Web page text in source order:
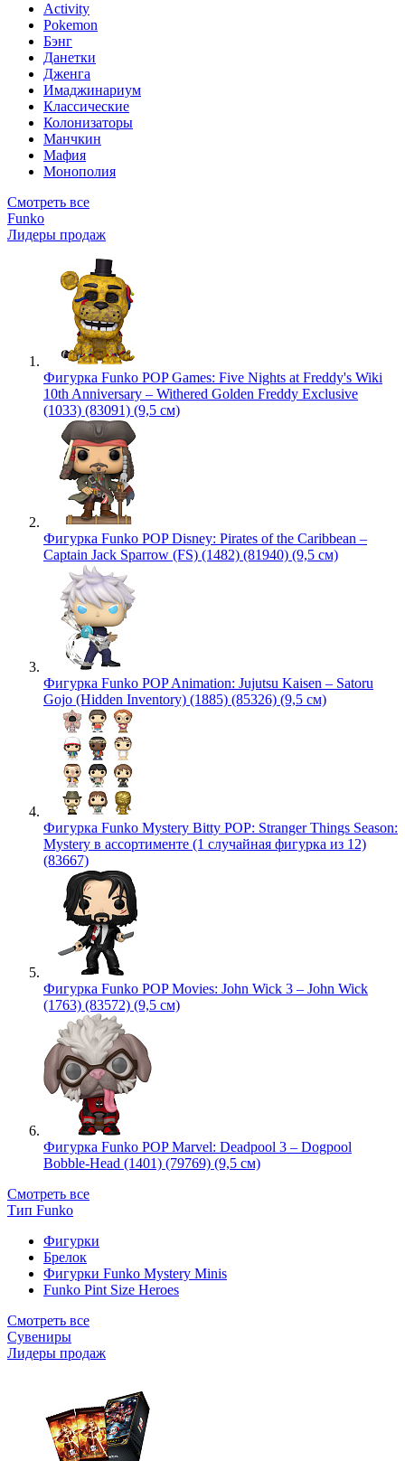
Activity
Pokemon
Бэнг
Данетки
Дженга
Имаджинариум
Классические
Колонизаторы
Манчкин
Мафия
Монополия
Смотреть все
Funko
Лидеры продаж
Фигурка Funko POP Games: Five Nights at Freddy's Wiki
10th Anniversary – Withered Golden Freddy Exclusive
(1033) (83091) (9,5 см)
Фигурка Funko POP Disney: Pirates of the Caribbean –
Captain Jack Sparrow (FS) (1482) (81940) (9,5 см)
Фигурка Funko POP Animation: Jujutsu Kaisen – Satoru
Gojo (Hidden Inventory) (1885) (85326) (9,5 см)
Фигурка Funko Mystery Bitty POP: Stranger Things Season:
Mystery в ассортименте (1 случайная фигурка из 12)
(83667)
Фигурка Funko POP Movies: John Wick 3 – John Wick
(1763) (83572) (9,5 см)
Фигурка Funko POP Marvel: Deadpool 3 – Dogpool
Bobble-Head (1401) (79769) (9,5 см)
Смотреть все
Тип Funko
Фигурки
Брелок
Фигурки Funko Mystery Minis
Funko Pint Size Heroes
Смотреть все
Сувениры
Лидеры продаж